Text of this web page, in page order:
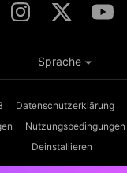
Datenschutzerklärung
Nutzungsbedingungen
Deinstallieren
Sprache